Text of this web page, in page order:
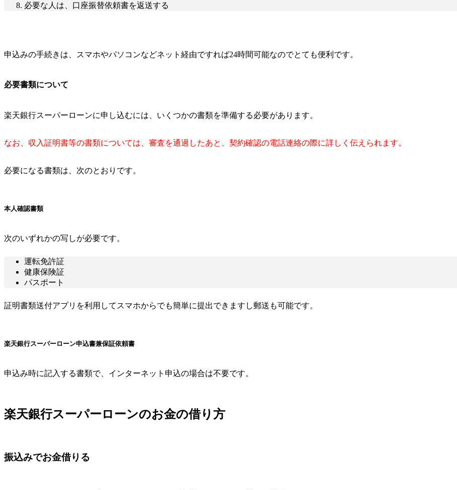
必要な人は、口座振替依頼書を返送する
申込みの手続きは、スマホやパソコンなどネット経由ですれば24時間可能なのでとても便利です。
必要書類について
楽天銀行スーパーローンに申し込むには、いくつかの書類を準備する必要があります。
なお、収入証明書等の書類については、審査を通過したあと、契約確認の電話連絡の際に詳しく伝えられます。
必要になる書類は、次のとおりです。
本人確認書類
次のいずれかの写しが必要です。
運転免許証
健康保険証
パスポート
証明書類送付アプリを利用してスマホからでも簡単に提出できますし郵送も可能です。
楽天銀行スーパーローン申込書兼保証依頼書
申込み時に記入する書類で、インターネット申込の場合は不要です。
楽天銀行スーパーローンのお金の借り方
振込みでお金借りる